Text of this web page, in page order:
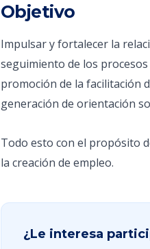
Objetivo
Impulsar y fortalecer la
seguimiento de los
promoción de la facilitación
generación de orientación
Todo esto con el propósito
la creación de empleo.
¿Le interesa